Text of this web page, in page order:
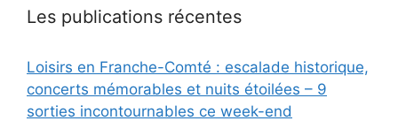
Les publications récentes
Loisirs en Franche-Comté : escalade historique,
concerts mémorables et nuits étoilées – 9
sorties incontournables ce week-end